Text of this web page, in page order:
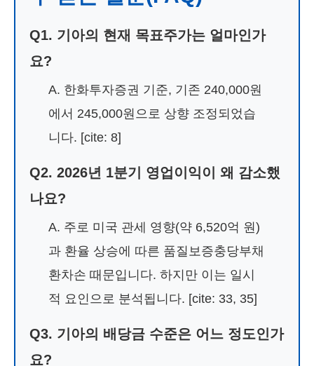
Q1. 기아의 현재 목표주가는 얼마인가
요?
A. 한화투자증권 기준, 기존 240,000원
에서 245,000원으로 상향 조정되었습
니다. [cite: 8]
Q2. 2026년 1분기 영업이익이 왜 감소했
나요?
A. 주로 미국 관세 영향(약 6,520억 원)
과 환율 상승에 따른 품질보증충당부채
환차손 때문입니다. 하지만 이는 일시
적 요인으로 분석됩니다. [cite: 33, 35]
Q3. 기아의 배당금 수준은 어느 정도인가
요?